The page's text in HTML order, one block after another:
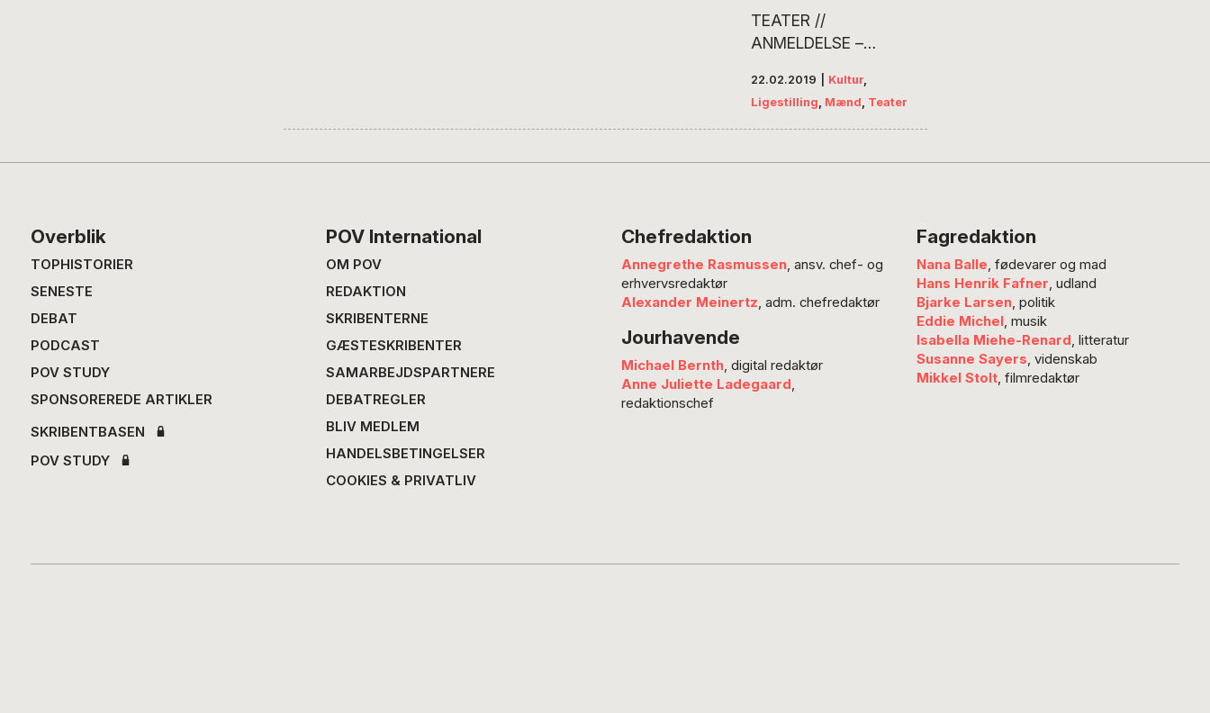
TEATER //
ANMELDELSE –
svært at bede, når Far
har svigtet for ofte.
Pointen er klar, når
Dansen med far på
Folketeatret. Det er en
sigende rejse gennem
forhold til fædre, skriver
Steen…
22.02.2019 Kultur,
Ligestilling Mænd Teater
Footer
Overblik
TOPHISTORIER
SENESTE
DEBAT
PODCAST
POV STUDY
SPONSOREREDE ARTIKLER
SKRIBENTBASEN
POV STUDY
POV International
OM POV
REDAKTION
SKRIBENTERNE
GÆSTESKRIBENTER
SAMARBEJDSPARTNERE
DEBATREGLER
BLIV MEDLEM
HANDELSBETINGELSER
COOKIES & PRIVATLIV
Chefredaktion
Annegrethe Rasmussen, ansv. chef- og
erhvervsredaktør
Alexander Meinertz, adm. chefredaktør
Jourhavende
Michael Bernth, digital redaktør
Anne Juliette Ladegaard,
redaktionschef
Fagredaktion
Nana Balle, fødevarer og mad
Hans Henrik Fafner, udland
Bjarke Larsen, politik
Eddie Michel, musik
Isabella Miehe-Renard, litteratur
Susanne Sayers, videnskab
Mikkel Stolt, filmredaktør